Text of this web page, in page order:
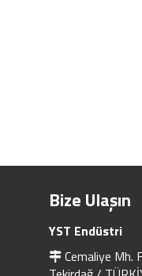
Bize Ulaşın
YST Endüstri
Cemaliye Mh.